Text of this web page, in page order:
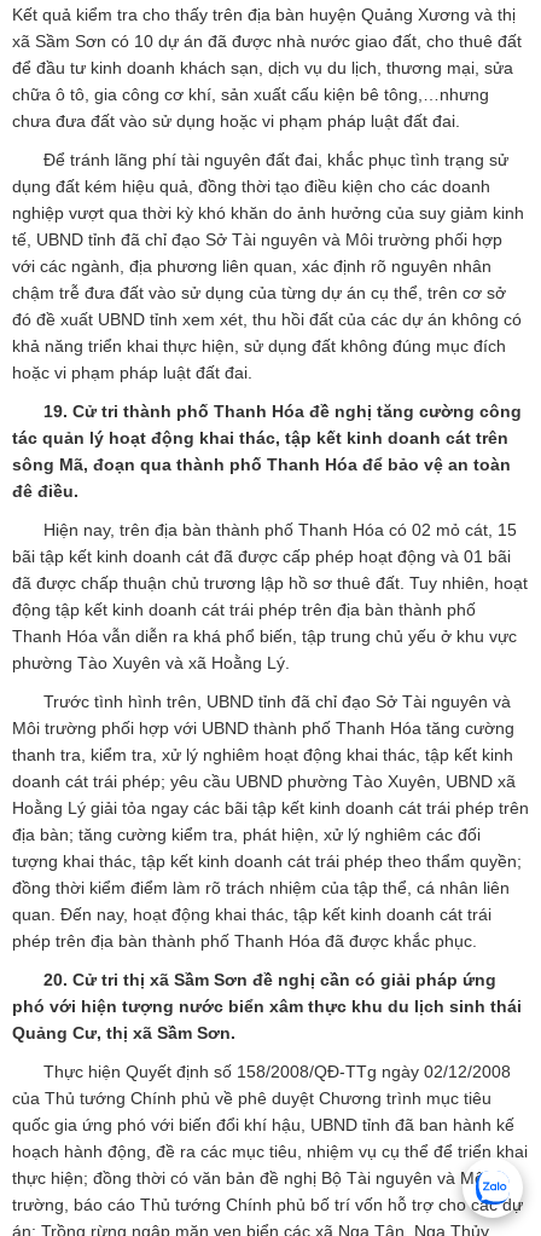
Kết quả kiểm tra cho thấy trên địa bàn huyện Quảng Xương và thị
xã Sầm Sơn có 10 dự án đã được nhà nước giao đất, cho thuê đất
để đầu tư kinh doanh khách sạn, dịch vụ du lịch, thương mại, sửa
chữa ô tô, gia công cơ khí, sản xuất cấu kiện bê tông,…nhưng
chưa đưa đất vào sử dụng hoặc vi phạm pháp luật đất đai.
Để tránh lãng phí tài nguyên đất đai, khắc phục tình trạng sử
dụng đất kém hiệu quả, đồng thời tạo điều kiện cho các doanh
nghiệp vượt qua thời kỳ khó khăn do ảnh hưởng của suy giảm kinh
tế, UBND tỉnh đã chỉ đạo Sở Tài nguyên và Môi trường phối hợp
với các ngành, địa phương liên quan, xác định rõ nguyên nhân
chậm trễ đưa đất vào sử dụng của từng dự án cụ thể, trên cơ sở
đó đề xuất UBND tỉnh xem xét, thu hồi đất của các dự án không có
khả năng triển khai thực hiện, sử dụng đất không đúng mục đích
hoặc vi phạm pháp luật đất đai.
19. Cử tri thành phố Thanh Hóa đề nghị tăng cường công
tác quản lý hoạt động khai thác, tập kết kinh doanh cát trên
sông Mã, đoạn qua thành phố Thanh Hóa để bảo vệ an toàn
đê điều.
Hiện nay, trên địa bàn thành phố Thanh Hóa có 02 mỏ cát, 15
bãi tập kết kinh doanh cát đã được cấp phép hoạt động và 01 bãi
đã được chấp thuận chủ trương lập hồ sơ thuê đất. Tuy nhiên, hoạt
động tập kết kinh doanh cát trái phép trên địa bàn thành phố
Thanh Hóa vẫn diễn ra khá phổ biến, tập trung chủ yếu ở khu vực
phường Tào Xuyên và xã Hoằng Lý.
Trước tình hình trên, UBND tỉnh đã chỉ đạo Sở Tài nguyên và
Môi trường phối hợp với UBND thành phố Thanh Hóa tăng cường
thanh tra, kiểm tra, xử lý nghiêm hoạt động khai thác, tập kết kinh
doanh cát trái phép; yêu cầu UBND phường Tào Xuyên, UBND xã
Hoằng Lý giải tỏa ngay các bãi tập kết kinh doanh cát trái phép trên
địa bàn; tăng cường kiểm tra, phát hiện, xử lý nghiêm các đối
tượng khai thác, tập kết kinh doanh cát trái phép theo thẩm quyền;
đồng thời kiểm điểm làm rõ trách nhiệm của tập thể, cá nhân liên
quan. Đến nay, hoạt động khai thác, tập kết kinh doanh cát trái
phép trên địa bàn thành phố Thanh Hóa đã được khắc phục.
20. Cử tri thị xã Sầm Sơn đề nghị cần có giải pháp ứng
phó với hiện tượng nước biển xâm thực khu du lịch sinh thái
Quảng Cư, thị xã Sầm Sơn.
Thực hiện Quyết định số 158/2008/QĐ-TTg ngày 02/12/2008
của Thủ tướng Chính phủ về phê duyệt Chương trình mục tiêu
quốc gia ứng phó với biến đổi khí hậu, UBND tỉnh đã ban hành kế
hoạch hành động, đề ra các mục tiêu, nhiệm vụ cụ thể để triển khai
thực hiện; đồng thời có văn bản đề nghị Bộ Tài nguyên và Môi
trường, báo cáo Thủ tướng Chính phủ bố trí vốn hỗ trợ cho các dự
án: Trồng rừng ngập mặn ven biển các xã Nga Tân, Nga Thủy,